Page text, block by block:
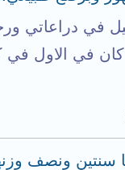
في دراعاتي
كان في الاول في